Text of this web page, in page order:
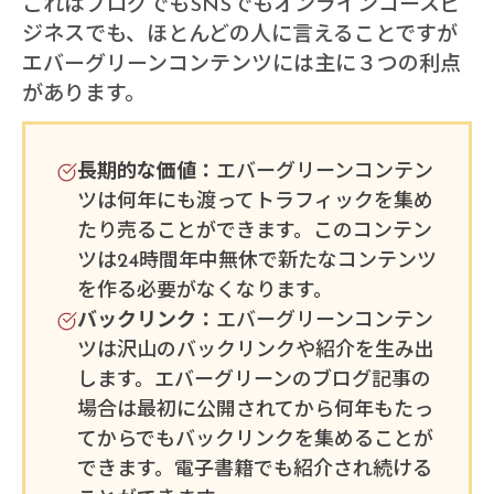
これはブログでもSNSでもオンラインコースビ
ジネスでも、ほとんどの人に言えることですが
エバーグリーンコンテンツには主に３つの利点
があります。
長期的な価値： エバーグリーンコンテン
ツは何年にも渡ってトラフィックを集め
たり売ることができます。このコンテン
ツは24時間年中無休で新たなコンテンツ
を作る必要がなくなります。
バックリンク： エバーグリーンコンテン
ツは沢山のバックリンクや紹介を生み出
します。エバーグリーンのブログ記事の
場合は最初に公開されてから何年もたっ
てからでもバックリンクを集めることが
できます。電子書籍でも紹介され続ける